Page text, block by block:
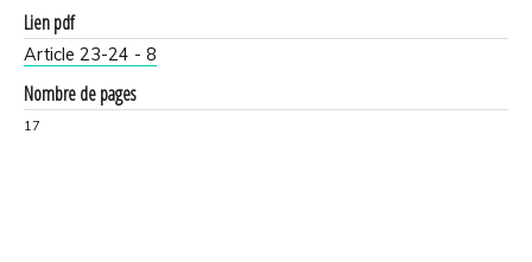
Lien pdf
Article 23-24 - 8
Nombre de pages
17